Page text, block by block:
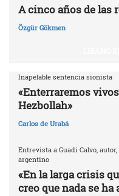
A cinco años de las
Özgür Gökmen
Inapelable sentencia sionista
«Enterraremos
Hezbollah»
Carlos de Urabá
Entrevista a Guadi Calvo,
argentino
«En la larga crisis
creo que nada se ha